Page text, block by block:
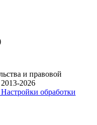
и правовой
2026
Настройки обработки